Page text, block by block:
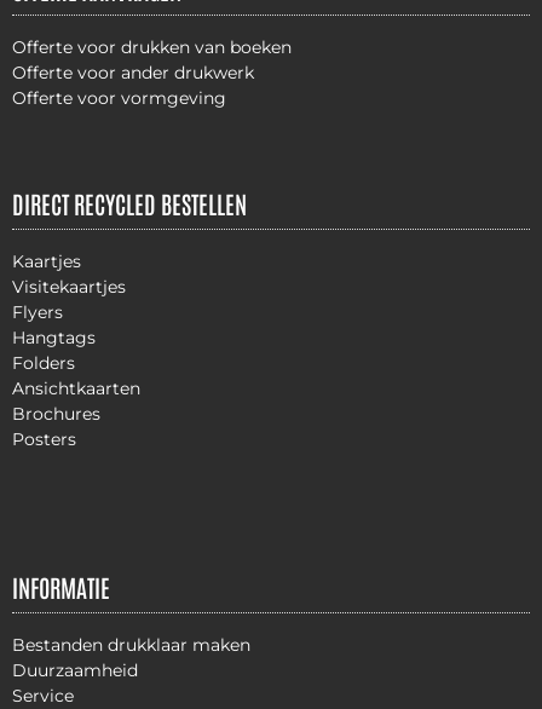
Offerte voor drukken van boeken
Offerte voor ander drukwerk
Offerte voor vormgeving
DIRECT RECYCLED BESTELLEN
Kaartjes
Visitekaartjes
Flyers
Hangtags
Folders
Ansichtkaarten
Brochures
Posters
INFORMATIE
Bestanden drukklaar maken
Duurzaamheid
Service